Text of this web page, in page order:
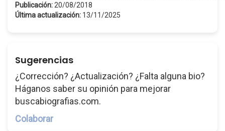
Publicación: 20/08/2018
Última actualización: 13/11/2025
Sugerencias
¿Corrección? ¿Actualización? ¿Falta alguna bio?
Háganos saber su opinión para mejorar
buscabiografias.com.
Colaborar